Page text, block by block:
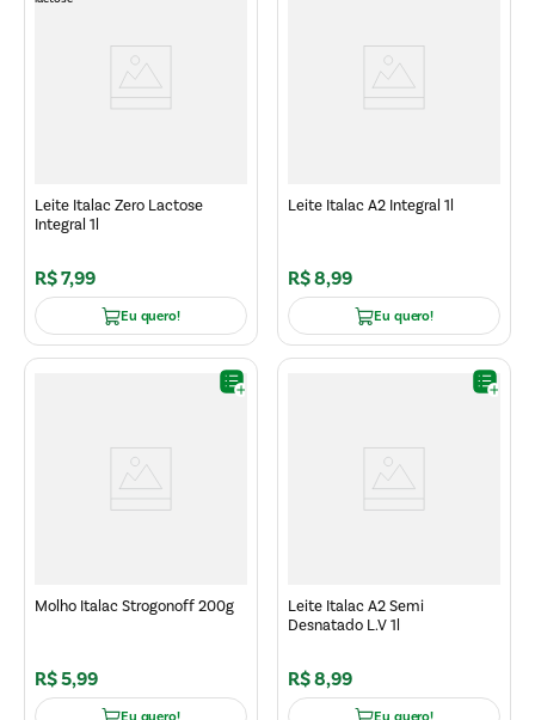
Leite Italac Zero Lactose
Integral 1l
R$7,99
Eu quero!
Leite Italac A2 Integral 1l
R$8,99
Eu quero!
Molho Italac Strogonoff 200g
R$5,99
Leite Italac A2 Semi
Desnatado L.V 1l
R$8,99